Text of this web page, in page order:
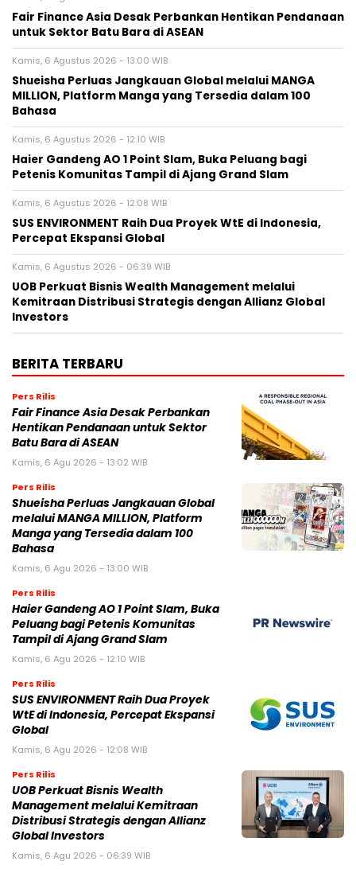
Fair Finance Asia Desak Perbankan Hentikan Pendanaan
untuk Sektor Batu Bara di ASEAN
Kamis, 6 Agustus 2026 - 13:00 WIB
Shueisha Perluas Jangkauan Global melalui MANGA
MILLION, Platform Manga yang Tersedia dalam 100
Bahasa
Kamis, 6 Agustus 2026 - 12:10 WIB
Haier Gandeng AO 1 Point Slam, Buka Peluang bagi
Petenis Komunitas Tampil di Ajang Grand Slam
Kamis, 6 Agustus 2026 - 12:08 WIB
SUS ENVIRONMENT Raih Dua Proyek WtE di Indonesia,
Percepat Ekspansi Global
Kamis, 6 Agustus 2026 - 06:39 WIB
UOB Perkuat Bisnis Wealth Management melalui
Kemitraan Distribusi Strategis dengan Allianz Global
Investors
BERITA TERBARU
Pers Rilis
Fair Finance Asia Desak Perbankan
Hentikan Pendanaan untuk Sektor
Batu Bara di ASEAN
Kamis, 6 Agu 2026 - 13:02 WIB
Pers Rilis
Shueisha Perluas Jangkauan Global
melalui MANGA MILLION, Platform
Manga yang Tersedia dalam 100
Bahasa
Kamis, 6 Agu 2026 - 13:00 WIB
Pers Rilis
Haier Gandeng AO 1 Point Slam, Buka
Peluang bagi Petenis Komunitas
Tampil di Ajang Grand Slam
Kamis, 6 Agu 2026 - 12:10 WIB
Pers Rilis
SUS ENVIRONMENT Raih Dua Proyek
WtE di Indonesia, Percepat Ekspansi
Global
Kamis, 6 Agu 2026 - 12:08 WIB
Pers Rilis
UOB Perkuat Bisnis Wealth
Management melalui Kemitraan
Distribusi Strategis dengan Allianz
Global Investors
Kamis, 6 Agu 2026 - 06:39 WIB